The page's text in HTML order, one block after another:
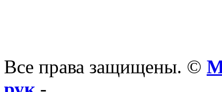
Все права защищены. ©